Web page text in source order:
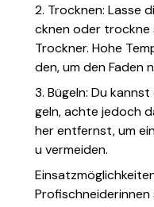
2. Trocknen: Lasse
cknen oder trockne
Trockner. Hohe
den, um den Faden
3. Bügeln: Du
geln, achte jedoch
her entfernst, um
u vermeiden.
Profischneiderinnen